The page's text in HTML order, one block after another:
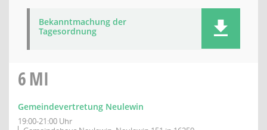
Bekanntmachung der
Tagesordnung
6MI
Gemeindevertretung Neulewin
19:00-21:00 Uhr